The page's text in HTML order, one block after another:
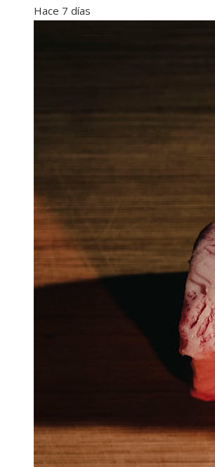
Hace 7 días